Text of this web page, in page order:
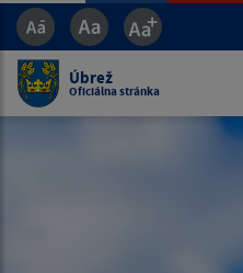
Úbrež
Oficiálna stránka